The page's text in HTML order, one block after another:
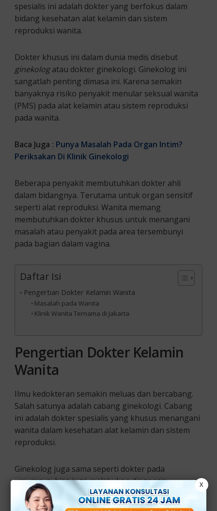
spesialis ini adalah dokter yang berfokus dalam
bidang kesehatan alat kelamin dan sistem
reproduksi wanita.
Dokter khusus ini dalam dunia medis disebut
ginekologatau dokter ginekologi. Ginekolog ini
sangatlah penting dimasa ini. Karena semakin
banyaknya risiko penyakit menular seksual wanita
(PMS) pada alat kelamin atau sistem reproduksi
pada wanita.
Baca Juga : Punya Masalah Pada Organ Intim?
Periksakan Di Klinik Ginekologi
Beberapa penyakit membutuhkan dokter ahli
dalam bidangnya. Terutama untuk organ sensitif
seperti alat reproduksi. Wanita memang
membutuhkan dokter khusus untuk menangani
masalah atau penyakit pada area tersembunyi
pada bagian dalam vagina.
Daftar Isi
Pengertian Dokter Kelamin Wanita
Masalah pada Wanita
Klinik Wanita Ternama di Jakarta
Pengertian Dokter Kelamin
Wanita
Ilmu kedokteran semakin meluas dan bercabang.
Salah satunya adalah cabang ginekologi. Cabang
ini adalah dokter spesialis yang khusus menangani
wanita dalam kesehatan alat kelamin dan sistem
reproduksi.
Ginekolog juga sama seperti dokter pada
umumnya, bisa juga melakukan diagnosis,
perawatan dan pengobatan pada sistem
reproduksi wanita.
X